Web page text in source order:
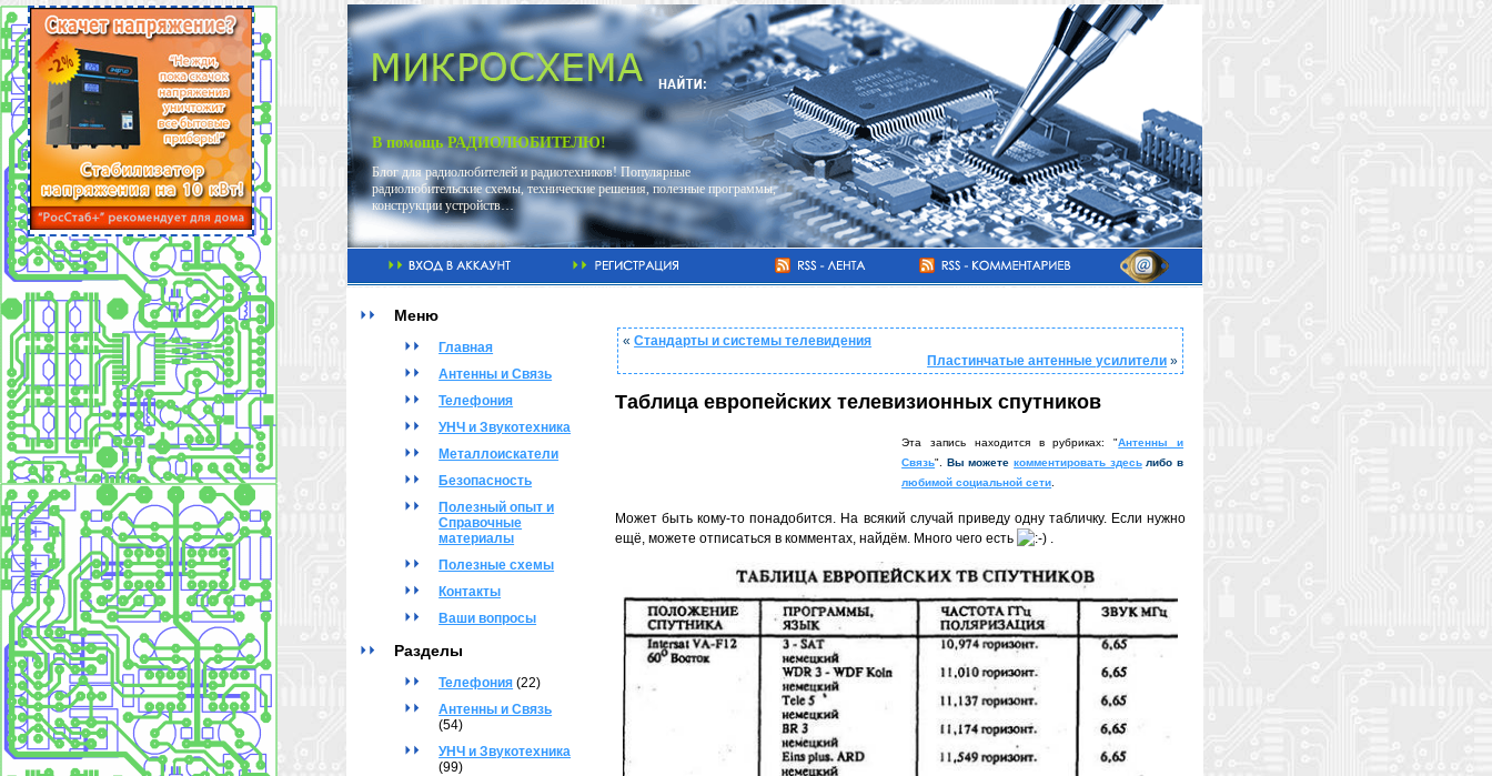
В помощь РАДИОЛЮБИТЕЛЮ!
Блог для радиолюбителей и радиотехников! Популярные
радиолюбительские схемы, технические решения, полезные программы,
конструкции устройств…
Меню
Главная
Антенны и Связь
Телефония
УНЧ и Звукотехника
Металлоискатели
Безопасность
Полезный опыт и
Справочные
материалы
Полезные схемы
Контакты
Ваши вопросы
Разделы
Телефония (22)
Антенны и Связь
(54)
УНЧ и Звукотехника
(99)
«Стандарты и системы телевидения
Пластинчатые антенные усилители »
Таблица европейских телевизионных спутников
Эта запись находится в рубриках: "Антенны и
Связь". Вы можете комментировать здесь либо в
любимой социальной сети
Может быть кому-то понадобится. На всякий случай приведу одну табличку. Если нужно
ещё, можете отписаться в комментах, найдём. Много чего есть
.